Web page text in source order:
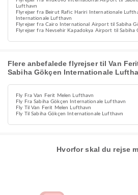
Lufthavn
Flyrejser fra Beirut Rafic Hariri Internationale
Internationale Lufthavn
Flyrejser fra Cairo International Airport til Sabiha
Flyrejser fra Nevsehir Kapadokya Airport til
Flere anbefalede flyrejser til Van
Sabiha Gökçen Internationale
Fly Fra Van Ferit Melen Lufthavn
Fly Fra Sabiha Gökçen Internationale Lufthavn
Fly Til Van Ferit Melen Lufthavn
Fly Til Sabiha Gökçen Internationale Lufthavn
Hvorfor skal du rejse